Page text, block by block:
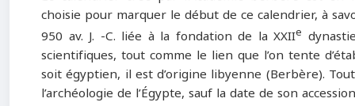
choisie pour marquer le début de ce calendrier, à
950 av. J. -C. liée à la fondation de la XXIIe
scientifiques, tout comme le lien que l’on tente
soit égyptien, il est d’origine libyenne (Berbère).
l’archéologie de l’Égypte, sauf la date de son